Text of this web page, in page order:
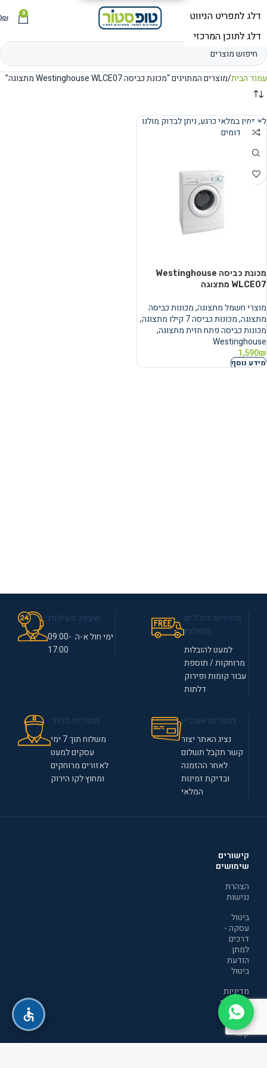
תפריט 0
₪
עמוד הבית מוצרים המתויגים “מכונת כביסה Westinghouse WLCE07 מתצוגה”
נמכר
לא זמין במלאי כרגע, ניתן לבדוק מולנו
מוצרים דומים
מכונת כביסה Westinghouse
WLCE07 מתצוגה
מוצרי חשמל מתצוגה,מכונות כביסה
מתצוגה,מכונות כביסה 7 קילו מתצוגה
,
מכונות כביסה פתח חזית מתצוגה,
Westinghouse
1,590₪
מידע נוסף
למעט להובלות
מרוחקות / תוספת
עבור קומות ופירוק
דלתות
ימי חול א-ה 09:00-
17:00
נציג האתר יצור
קשר תקבל תשלום
לאחר ההזמנה
ובדיקת זמינות
המלאי
משלוח תוך 7 ימי
עסקים למעט
לאזורים מרוחקים
ומחוץ לקו הירוק
קישורים
שימושים
הצהרת
נגישות
ביטול
עסקה -
דרכים
למתן
הודעת
ביטול
מדיניות
הפרטיות
יצירת
קשר